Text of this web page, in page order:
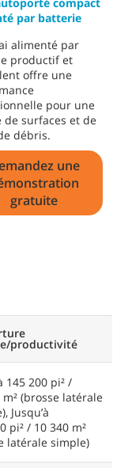
par batterie
alimenté par
productif et
offre une
pour une
de surfaces et de
débris.
une
gratuite
productivité
145 200 pi² /
m² (brosse latérale
Jusqu’à
pi² / 10 340 m²
latérale simple)